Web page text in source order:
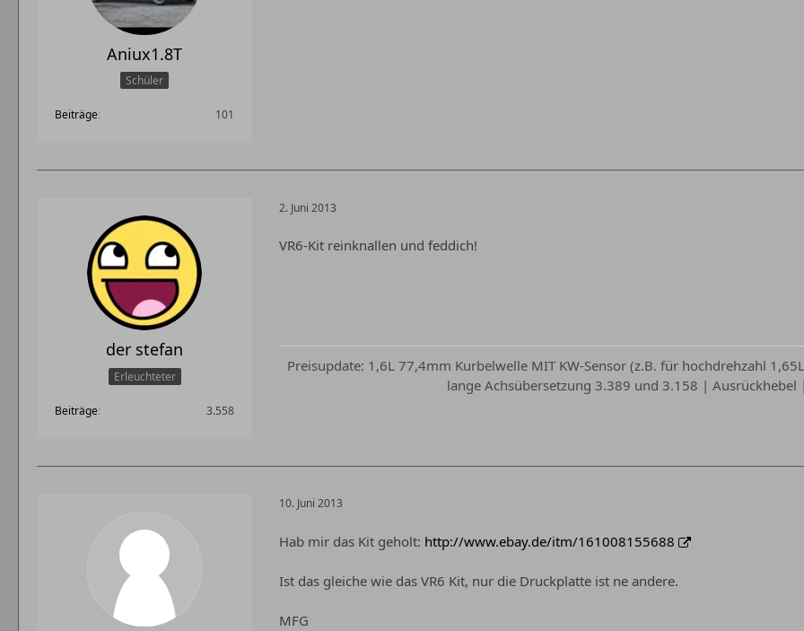
Aniux1.8T
Schüler
Beiträge 101
der stefan
Erleuchteter
Beiträge 3.558
2. Juni 2013
VR6-Kit reinknallen und feddich!
Preisupdate: 1,6L 77,4mm Kurbelwelle MIT KW-Sensor (z.B. für hochdrehzahl
lange Achsübersetzung 3.389 und 3.158 |
10. Juni 2013
Hab mir das Kit geholt: http://www.ebay.de/itm/161008155688
Ist das gleiche wie das VR6 Kit, nur die Druckplatte ist ne andere.
MFG